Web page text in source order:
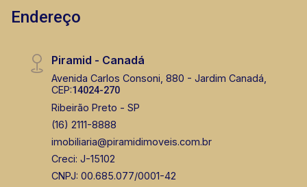
(16) 99799-9323
CORRETOR DE PLANTÃO
Endereço
Piramid - Canadá
Avenida Carlos Consoni, 880 - Jardim Canadá,
CEP:14024-270
Ribeirão Preto - SP
(16) 2111-8888
imobiliaria@piramidimoveis.com.br
Creci: J-15102
CNPJ: 00.685.077/0001-42